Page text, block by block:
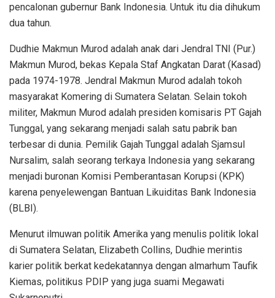
pencalonan gubernur Bank Indonesia. Untuk itu dia dihukum
dua tahun.
Dudhie Makmun Murod adalah anak dari Jendral TNI (Pur.)
Makmun Murod, bekas Kepala Staf Angkatan Darat (Kasad)
pada 1974-1978. Jendral Makmun Murod adalah tokoh
masyarakat Komering di Sumatera Selatan. Selain tokoh
militer, Makmun Murod adalah presiden komisaris PT Gajah
Tunggal, yang sekarang menjadi salah satu pabrik ban
terbesar di dunia. Pemilik Gajah Tunggal adalah Sjamsul
Nursalim, salah seorang terkaya Indonesia yang sekarang
menjadi buronan Komisi Pemberantasan Korupsi (KPK)
karena penyelewengan Bantuan Likuiditas Bank Indonesia
(BLBI).
Menurut ilmuwan politik Amerika yang menulis politik lokal
di Sumatera Selatan, Elizabeth Collins, Dudhie merintis
karier politik berkat kedekatannya dengan almarhum Taufik
Kiemas, politikus PDIP yang juga suami Megawati